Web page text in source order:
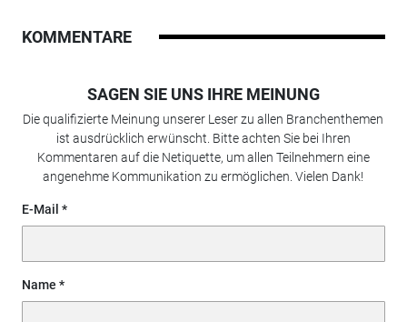
KOMMENTARE
SAGEN SIE UNS IHRE MEINUNG
Die qualifizierte Meinung unserer Leser zu allen Branchenthemen
ist ausdrücklich erwünscht. Bitte achten Sie bei Ihren
Kommentaren auf die Netiquette, um allen Teilnehmern eine
angenehme Kommunikation zu ermöglichen. Vielen Dank!
E-Mail
Name